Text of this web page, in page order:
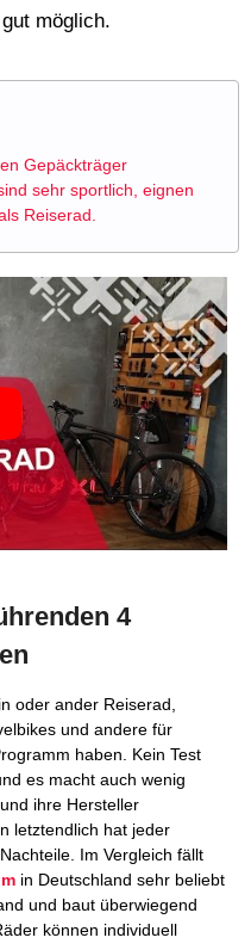
möglich.
Gepäckträger
sehr sportlich, eignen
Reiserad.
4
oder ander Reiserad,
und andere für
haben. Kein Test
es macht auch wenig
ihre Hersteller
letztendlich hat jeder
Im Vergleich fällt
in Deutschland sehr beliebt
und baut überwiegend
können individuell